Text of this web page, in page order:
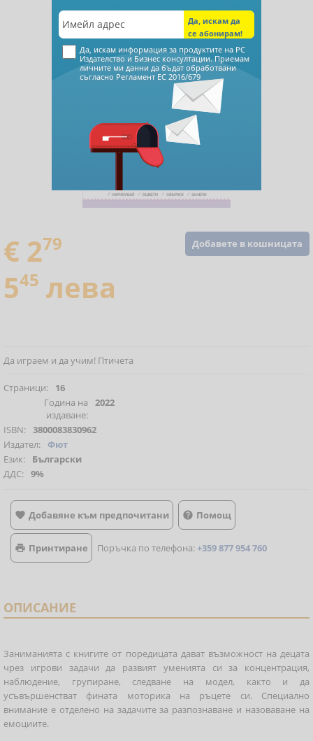
Добавете в кошницата
€ 279
545 лева
Да играем и да учим! Птичета
Страници:
16
Година на
издаване:
2022
ISBN: 3800083830962
Издател: Фют
Език:
Български
ДДС: 9%
 Добавяне към предпочитани  Помощ
 Принтиране Поръчка по телефона:+359 877 954 760
ОПИСАНИЕ
Заниманията с книгите от поредицата дават възможност на децата
чрез игрови задачи да развият уменията си за концентрация,
наблюдение, групиране, следване на модел, както и да
усъвършенстват фината моторика на ръцете си. Специално
внимание е отделено на задачите за разпознаване и назоваване на
емоциите.
Да, искам информация за продуктите на РС
Издателство и Бизнес консултации. Приемам
личните ми данни да бъдат обработвани
съгласно Регламент ЕС 2016/679